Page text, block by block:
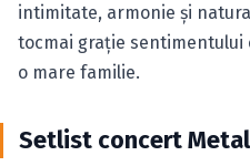
intimitate, armonie şi
tocmai graţie
o mare familie.
Setlist concert